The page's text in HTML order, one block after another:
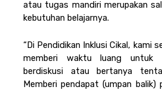
atau tugas mandiri merupakan
kebutuhan belajarnya.
“Di Pendidikan Inklusi Cikal, kami
memberi waktu luang untuk
berdiskusi atau bertanya
Memberi pendapat (umpan